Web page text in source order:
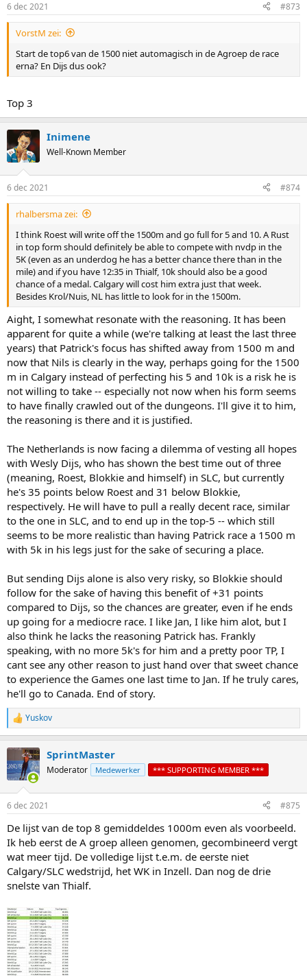
6 dec 2021 #873
VorstM zei:
Start de top6 van de 1500 niet automagisch in de Agroep de race
erna? En Dijs dus ook?
Top 3
Inimene
Well-Known Member
6 dec 2021 #874
rhalbersma zei:
I think Roest will write off the 1500m and go full for 5 and 10. A Rust
in top form should definitely be able to compete with nvdp in the
5K (even as an underdog he has a better chance there than in the
mile) and if you have 12:35 in Thialf, 10k should also be a good
chance of a medal. Calgary will cost him extra just that week.
Besides Krol/Nuis, NL has little to look for in the 1500m.
Aight, I somewhat resonate with the reasoning. It has been
apparent for quite a while (we're talking at least the last three
years) that Patrick's focus has shifted away from 1500 m and
now that Nils is clearly in the way, perhaps going for the 1500
m in Calgary instead of perfecting his 5 and 10k is a risk he is
not willing to take -- especially not now when his form seems
to have finally crawled out of the dungeons. I'll give it to him,
the reasoning is there and it is justified.
The Netherlands is now facing a dilemma of vesting all hopes
with Wesly Dijs, who has shown the best time out of three
(meaning, Roest, Blokkie and himself) in SLC, but currently
he's 35 points below Roest and 31 below Blokkie,
respectively. He will have to pull a really decent race, similar
to the one in SLC, and to end up in the top-5 -- which still
seems to be more realistic than having Patrick race a 1500 m
with 5k in his legs just for the sake of securing a place.
But sending Dijs alone is also very risky, so Blokkie should
follow for the sake of having this benefit of +31 points
compared to Dijs, so the chances are greater, even if he ends
up going for a mediocre race. I like Jan, I like him alot, but I
also think he lacks the reasoning Patrick has. Frankly
speaking, with no more 5k's for him and a pretty poor TP, I
cant see any other reason to just hand over that sweet chance
to experience the Games one last time to Jan. If he truly cares,
he'll go to Canada. End of story.
R
e
t
i
s
Yuskov
SprintMaster
Moderator Medewerker *** SUPPORTING MEMBER ***
6 dec 2021 #875
De lijst van de top 8 gemiddeldes 1000m even als voorbeeld.
Ik heb eerst de A groep alleen genomen, gecombineerd vergt
wat meer tijd. De volledige lijst t.e.m. de eerste niet
Calgary/SLC wedstrijd, het WK in Inzell. Dan nog de drie
snelste van Thialf.